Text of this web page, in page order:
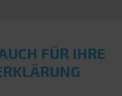
FÜR IHRE